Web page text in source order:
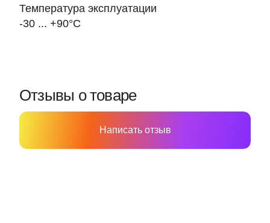
Температура эксплуатации
-30 ... +90°С
Отзывы о товаре
Написать отзыв